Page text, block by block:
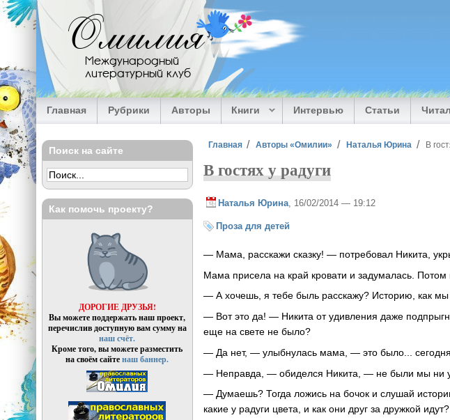
Перейти к основному содержанию
Омилия
Международный
литературный клуб
Главная Рубрики Авторы Книги Интервью Статьи
Вы здесь
Главная Авторы «Омилии» Наталья Юрина В
В гостях у радуги
Наталья Юрина , 16/02/2014 — 19:12
Проза для детей
— Мама, расскажи сказку! — потребовал Никита,
Мама присела на край кровати и задумалась. Потом
— А хочешь, я тебе быль расскажу? Историю, как мы
— Вот это да! — Никита от удивления даже
еще на свете не было?
— Да нет, — улыбнулась мама, — это было... сегодня.
— Неправда, — обиделся Никита, — не были мы ни у
— Думаешь? Тогда ложись на бочок и слушай
какие у радуги цвета, и как они друг за дружкой идут?
Поиск на сайте
Как помочь проекту?
ДОРОГИЕ ДРУЗЬЯ!
Вы можете поддержать наш проект,
перечислив доступную вам сумму на
наш счёт.
Кроме того, вы можете разместить
на своём сайтенаш баннер.